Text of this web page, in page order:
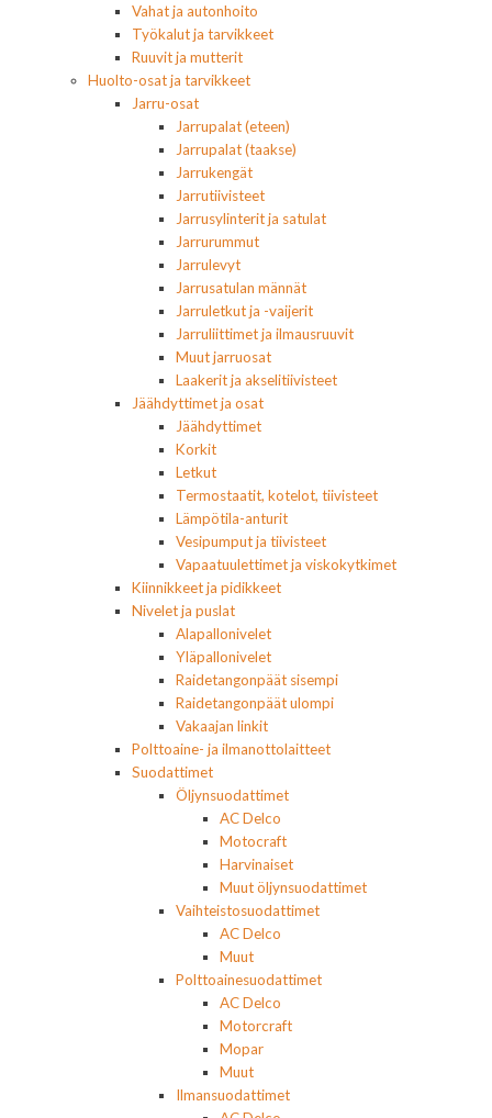
Vahat ja autonhoito
Työkalut ja tarvikkeet
Ruuvit ja mutterit
Huolto-osat ja tarvikkeet
Jarru-osat
Jarrupalat (eteen)
Jarrupalat (taakse)
Jarrukengät
Jarrutiivisteet
Jarrusylinterit ja satulat
Jarrurummut
Jarrulevyt
Jarrusatulan männät
Jarruletkut ja -vaijerit
Jarruliittimet ja ilmausruuvit
Muut jarruosat
Laakerit ja akselitiivisteet
Jäähdyttimet ja osat
Jäähdyttimet
Korkit
Letkut
Termostaatit, kotelot, tiivisteet
Lämpötila-anturit
Vesipumput ja tiivisteet
Vapaatuulettimet ja viskokytkimet
Kiinnikkeet ja pidikkeet
Nivelet ja puslat
Alapallonivelet
Yläpallonivelet
Raidetangonpäät sisempi
Raidetangonpäät ulompi
Vakaajan linkit
Polttoaine- ja ilmanottolaitteet
Suodattimet
Öljynsuodattimet
AC Delco
Motocraft
Harvinaiset
Muut öljynsuodattimet
Vaihteistosuodattimet
AC Delco
Muut
Polttoainesuodattimet
AC Delco
Motorcraft
Mopar
Muut
Ilmansuodattimet